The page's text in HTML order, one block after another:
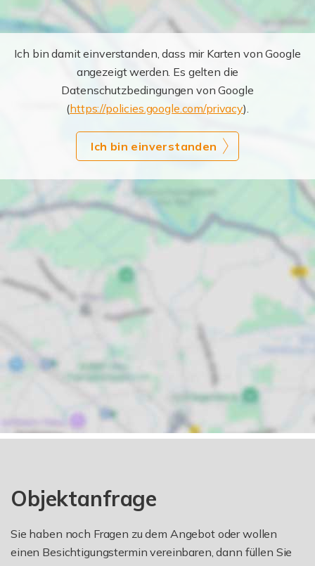
Ich bin damit einverstanden, dass mir Karten von Google
angezeigt werden. Es gelten die
Datenschutzbedingungen von Google
(https://policies.google.com/privacy).
Ich bin einverstanden
Objektanfrage
Sie haben noch Fragen zu dem Angebot oder wollen
einen Besichtigungstermin vereinbaren, dann füllen Sie